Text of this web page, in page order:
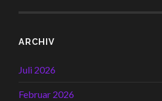
ARCHIV
Juli 2026
Februar 2026